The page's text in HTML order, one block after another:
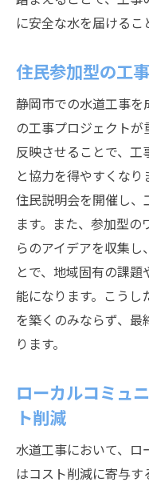
に安全な水を届けるこ
住民参加型の工
静岡市での水道工事
の工事プロジェクトが
反映させることで、
と協力を得やすくな
住民説明会を開催し、
ます。また、参加型
らのアイデアを収集
とで、地域固有の課
能になります。こうし
を築くのみならず、
ります。
ローカルコミュ
ト削減
水道工事において、ロ
はコスト削減に寄与す